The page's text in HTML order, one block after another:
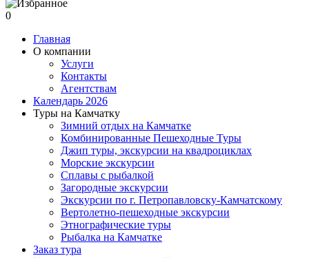
0
Главная
О компании
Услуги
Контакты
Агентствам
Календарь 2026
Туры на Камчатку
Зимний отдых на Камчатке
Комбинированные Пешеходные Туры
Джип туры, экскурсии на квадроциклах
Морские экскурсии
Сплавы с рыбалкой
Загородные экскурсии
Экскурсии по г. Петропавловску-Камчатскому
Вертолетно-пешеходные экскурсии
Этнографические туры
Рыбалка на Камчатке
Заказ тура